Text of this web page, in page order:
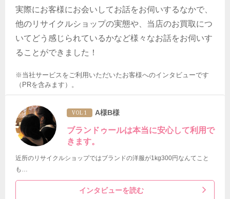
実際にお客様にお会いしてお話をお伺いするなかで、
他のリサイクルショップの実態や、当店のお買取につ
いてどう感じられているかなど様々なお話をお伺いす
ることができました！
※当社サービスをご利用いただいたお客様へのインタビューです
（PRを含みます）。
VOL 1 A様B様
ブランドゥールは本当に安心して利用で
きます。
近所のリサイクルショップではブランドの洋服が1kg300円なんてこと
も…
インタビューを読む